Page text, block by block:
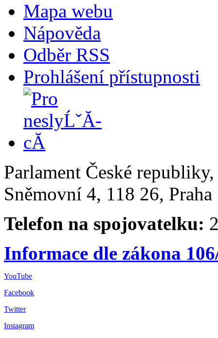
Mapa webu
Nápověda
Odběr RSS
Prohlášení přístupnosti
Parlament České
Sněmovní 4, 118 26,
Telefon na spojovatelku:
Informace dle zákona
YouTube
Facebook
Twitter
Instagram